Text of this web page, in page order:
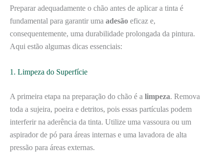
Preparar adequadamente o chão antes de aplicar a tinta é
fundamental para garantir uma adesão eficaz e,
consequentemente, uma durabilidade prolongada da pintura.
Aqui estão algumas dicas essenciais:
1. Limpeza do Superfície
A primeira etapa na preparação do chão é a limpeza. Remova
toda a sujeira, poeira e detritos, pois essas partículas podem
interferir na aderência da tinta. Utilize uma vassoura ou um
aspirador de pó para áreas internas e uma lavadora de alta
pressão para áreas externas.